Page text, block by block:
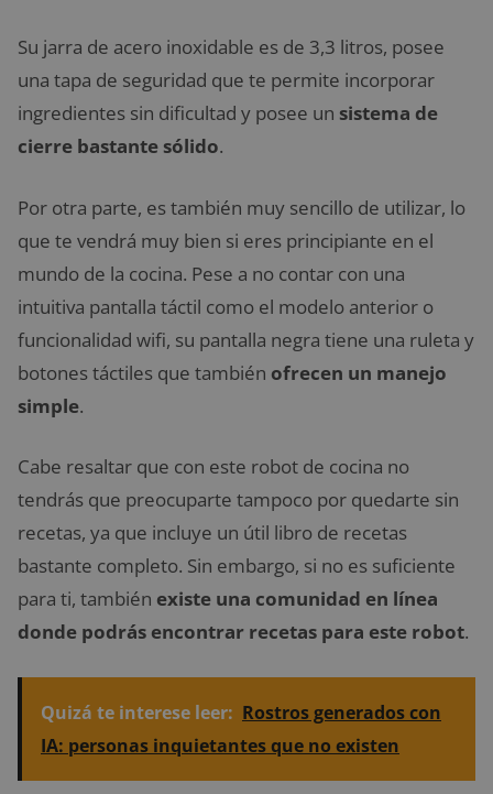
Su jarra de acero inoxidable es de 3,3 litros, posee
una tapa de seguridad que te permite incorporar
ingredientes sin dificultad y posee un sistema de
cierre bastante sólido.
Por otra parte, es también muy sencillo de utilizar, lo
que te vendrá muy bien si eres principiante en el
mundo de la cocina. Pese a no contar con una
intuitiva pantalla táctil como el modelo anterior o
funcionalidad wifi, su pantalla negra tiene una ruleta y
botones táctiles que también ofrecen un manejo
simple.
Cabe resaltar que con este robot de cocina no
tendrás que preocuparte tampoco por quedarte sin
recetas, ya que incluye un útil libro de recetas
bastante completo. Sin embargo, si no es suficiente
para ti, también existe una comunidad en línea
donde podrás encontrar recetas para este robot.
Quizá te interese leer: Rostros generados con
IA: personas inquietantes que no existen